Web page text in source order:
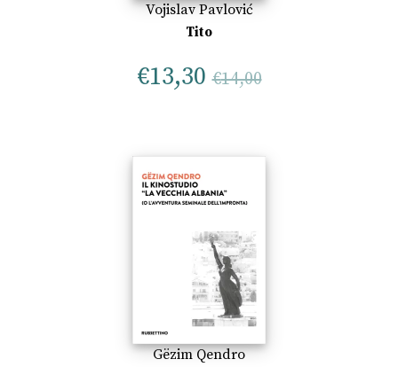
Vojislav Pavlović
Tito
€13,30 €14,00
Gëzim Qendro